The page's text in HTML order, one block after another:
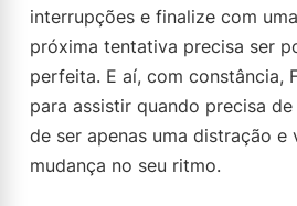
interrupções e finalize com
próxima tentativa precisa ser
perfeita. E aí, com constância,
para assistir quando precisa
de ser apenas uma distração e
mudança no seu ritmo.